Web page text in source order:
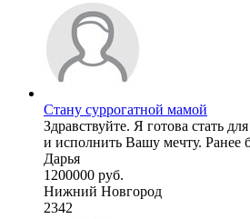
Стану суррогатной мамой
Здравствуйте. Я готова стать
и исполнить Вашу мечту. Ранее
Дарья
1200000 руб.
Нижний Новгород
2342